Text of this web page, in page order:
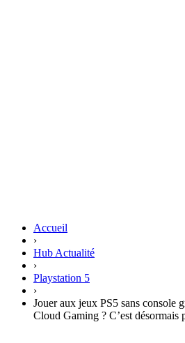
Accueil
›
Hub Actualité
›
Playstation 5
›
Jouer aux jeux PS5 sans console
Cloud Gaming ? C’est désormais